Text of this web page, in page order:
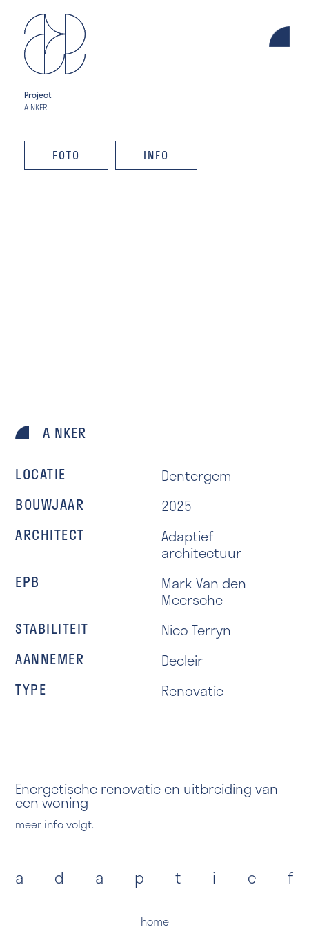
Project
A NKER
FOTO INFO
Energetische renovatie en uitbreiding van
een woning
meer info volgt.
A NKER
LOCATIE
Dentergem
BOUWJAAR
2025
ARCHITECT
Adaptief
architectuur
EPB
Mark Van den
Meersche
STABILITEIT
Nico Terryn
AANNEMER
Decleir
TYPE
Renovatie
a d a p t i e f
home